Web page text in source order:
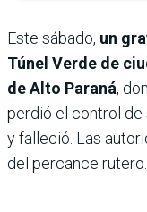
Este sábado, un
Túnel Verde de
de Alto Paraná,
perdió el control de
y falleció. Las
del percance rutero.